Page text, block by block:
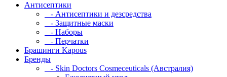
Антисептики
- Антисептики и дезсредства
- Защитные маски
- Наборы
- Перчатки
Брашинги Kapous
Бренды
- Skin Doctors Cosmeceuticals (Австралия)